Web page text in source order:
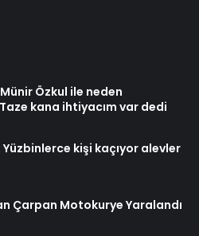
Özkul ile neden
kana ihtiyacım var dedi
kişi kaçıyor alevler
Çarpan Motokurye Yaralandı